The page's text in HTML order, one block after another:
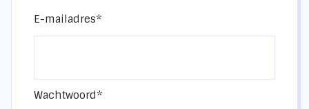
E-mailadres*
Wachtwoord*